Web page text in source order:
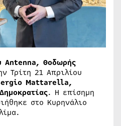
Antenna, Θοδωρής
Τρίτη 21 Απριλίου
Mattarella,
. Η επίσημη
στο Κυρηνάλιο